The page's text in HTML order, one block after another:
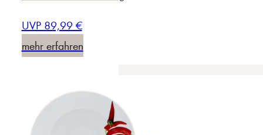
UVP 89,99 €
mehr erfahren